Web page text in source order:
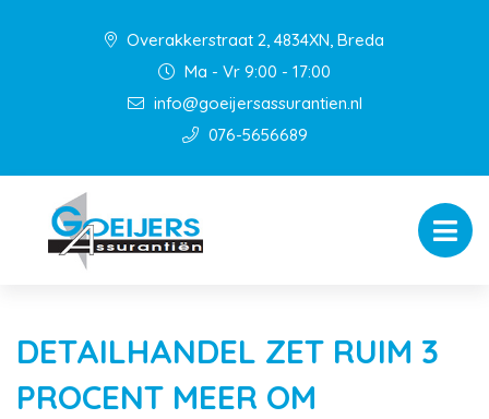
Overakkerstraat 2, 4834XN, Breda
Ma - Vr 9:00 - 17:00
info@goeijersassurantien.nl
076-5656689
DETAILHANDEL ZET RUIM 3
PROCENT MEER OM